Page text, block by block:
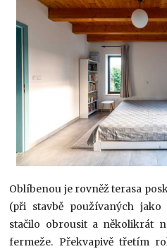
Oblíbenou je rovněž terasa
(při stavbě používaných
stačilo obrousit a několikrát
fermeže. Překvapivě třetím